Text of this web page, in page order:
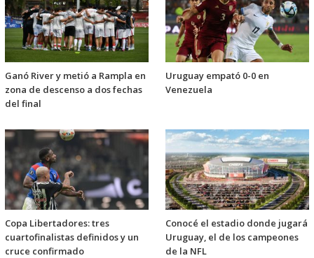
Ganó River y metió a Rampla en
zona de descenso a dos fechas
del final
Uruguay empató 0-0 en
Venezuela
Copa Libertadores: tres
cuartofinalistas definidos y un
cruce confirmado
Conocé el estadio donde jugará
Uruguay, el de los campeones
de la NFL